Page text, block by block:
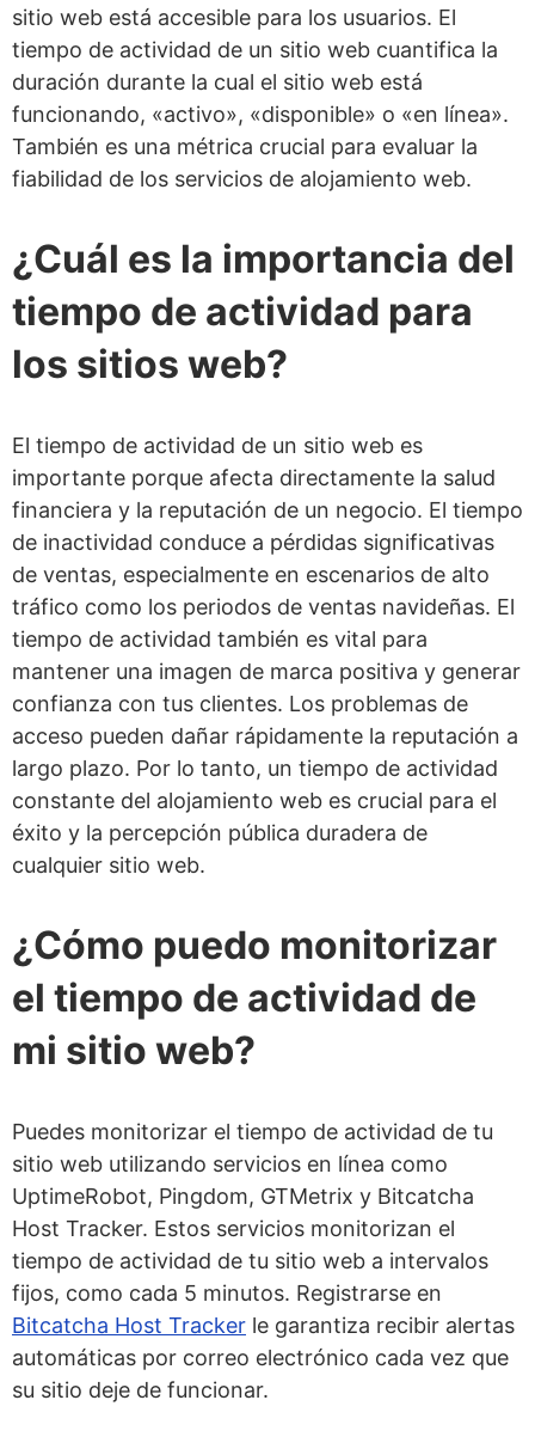
sitio web está accesible para los usuarios. El
tiempo de actividad de un sitio web cuantifica la
duración durante la cual el sitio web está
funcionando, «activo», «disponible» o «en línea».
También es una métrica crucial para evaluar la
fiabilidad de los servicios de alojamiento web.
¿Cuál es la importancia del
tiempo de actividad para
los sitios web?
El tiempo de actividad de un sitio web es
importante porque afecta directamente la salud
financiera y la reputación de un negocio. El tiempo
de inactividad conduce a pérdidas significativas
de ventas, especialmente en escenarios de alto
tráfico como los periodos de ventas navideñas. El
tiempo de actividad también es vital para
mantener una imagen de marca positiva y generar
confianza con tus clientes. Los problemas de
acceso pueden dañar rápidamente la reputación a
largo plazo. Por lo tanto, un tiempo de actividad
constante del alojamiento web es crucial para el
éxito y la percepción pública duradera de
cualquier sitio web.
¿Cómo puedo monitorizar
el tiempo de actividad de
mi sitio web?
Puedes monitorizar el tiempo de actividad de tu
sitio web utilizando servicios en línea como
UptimeRobot, Pingdom, GTMetrix y Bitcatcha
Host Tracker. Estos servicios monitorizan el
tiempo de actividad de tu sitio web a intervalos
fijos, como cada 5 minutos. Registrarse en
Bitcatcha Host Tracker le garantiza recibir alertas
automáticas por correo electrónico cada vez que
su sitio deje de funcionar.